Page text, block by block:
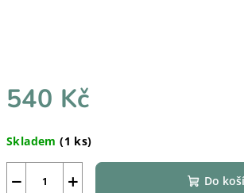
540 Kč
cena:
Skladem(1 ks)
+
− Do